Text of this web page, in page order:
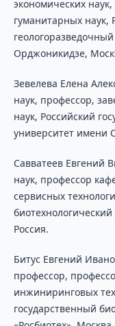
экономических
гуманитарных наук,
Орджоникидзе,
Зевелева Елена
наук, профессор,
наук, Российский
университет имени
Савватеев Евгений
наук, профессор
сервисных
Россия.
Битус Евгений
профессор,
инжиниринговых
государственный